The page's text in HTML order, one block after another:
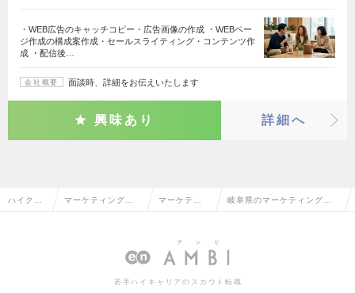
・WEB広告のキャッチコピー・広告画像の作成 ・WEBペー
ジ作成の構成案作成・セールスライティング・コンテンツ作
成 ・配信後…
会社概要 面談時、詳細をお伝えいたします
興味あり 詳細へ
ハイクラ マーケティング・ マーケティ
企画
岐阜県のマーケティング・
一覧
若手ハイキャリアのスカウト転職